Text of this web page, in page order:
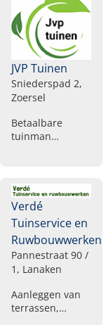
JVP Tuinen
Sniederspad 2,
Zoersel
Betaalbare
tuinman
Totale
tuinprojecten,
Tuinprojecten
op maat,
Onkruid
verwijderen
gazon,
gazons, Gras
verticuteren,
Verdé
Tuinservice en
Ruwbouwwerken
Pannestraat 90 /
1, Lanaken
Aanleggen van
terrassen,